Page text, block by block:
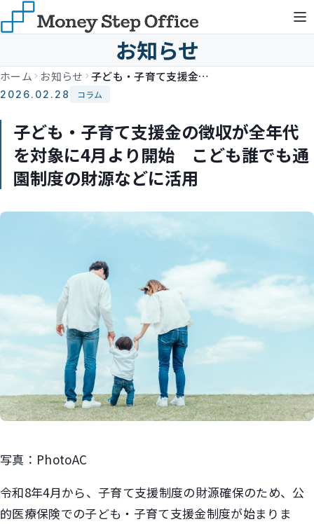
お知らせ
ホーム お知らせ 子ども・子育て支援金の徴収が全年代を対象に4月より開始 こども誰でも通園制度の財源などに活用
2026.02.28 コラム
子ども・子育て支援金の徴収が全年代
を対象に4月より開始 こども誰でも通
園制度の財源などに活用
写真：PhotoAC
令和8年4月から、子育て支援制度の財源確保のため、公
的医療保険での子ども・子育て支援金制度が始まりま